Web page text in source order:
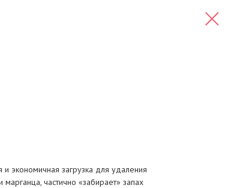
экономичная загрузка для удаления
частично «забирает» запах